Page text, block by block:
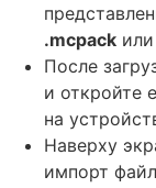
.mcpack или
После
и откройте
на
Наверху
импорт